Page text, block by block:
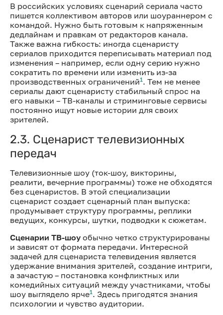
В российских условиях сценарий сериала часто
пишется коллективом авторов или шоураннером с
командой. Нужно быть готовым к напряженным
дедлайнам и правкам от редакторов канала.
Также важна гибкость: иногда сценаристу
сериалов приходится переписывать материал под
изменения – например, если одну серию нужно
сократить по времени или изменить из-за
производственных ограничений1 . Тем не менее
сериалы дают сценаристу стабильный спрос на
его навыки – ТВ-каналы и стриминговые сервисы
постоянно ищут новые истории для своих
зрителей.
2.3. Сценарист телевизионных
передач
Телевизионные шоу (ток-шоу, викторины,
реалити, вечерние программы) тоже не обходятся
без сценаристов. В этой специализации
сценарист создает сценарный план выпуска:
продумывает структуру программы, реплики
ведущих, конкурсы, шутки, подводки к сюжетам.
Сценарии ТВ-шоу обычно четко структурированы
и зависят от формата передачи. Интересной
задачей для сценариста телевидения является
удержание внимания зрителей, создание интриги,
а зачастую – постановка конфликтных или
комедийных ситуаций между участниками, чтобы
шоу выглядело ярче1 . Здесь пригодятся знания
психологии и чувство аудитории.